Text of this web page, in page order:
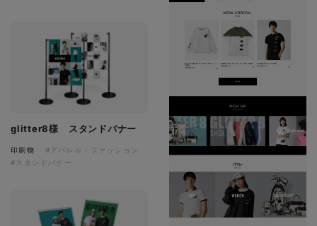
glitter8様 スタンドバナー
印刷物
#アパレル・ファッション
#スタンドバナー